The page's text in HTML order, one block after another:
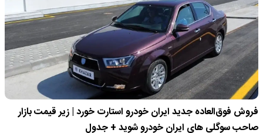
فروش فوق‌العاده جدید ایران خودرو استارت خورد | زیر قیمت بازار
صاحب سوگلی های ایران خودرو شوید + جدول